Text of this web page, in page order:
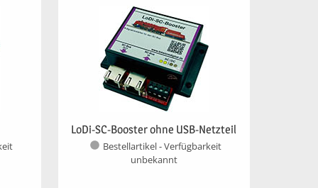
LoDi-SC-Booster ohne USB-Netzteil
Bestellartikel - Verfügbarkeit
unbekannt